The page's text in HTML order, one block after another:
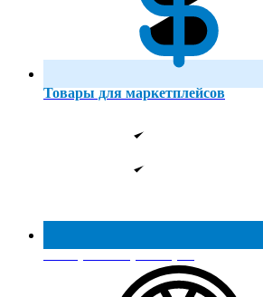
Товары для маркетплейсов
Реестр МинПромТорга